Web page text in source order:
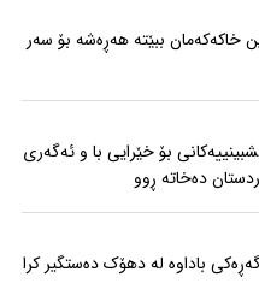
خاکەکەمان ببێتە هەڕەشە بۆ سەر
بۆ خێرایی با و ئەگەری
دەخاتە ڕوو
باداوە لە دهۆک دەستگیر کرا